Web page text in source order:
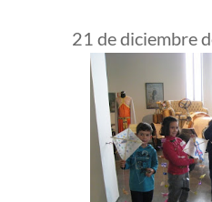
21 de diciembre